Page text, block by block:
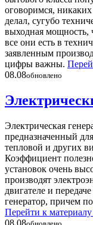
оговоримся,
делал, сугубо
выходная мощность,
все они есть в
заявленным
цифры важны.
08.08обновлено
Электрическая
предназначенный
тепловой и других
Коэффициент
установок очень
производят
двигателе и
генератор, причем
Перейти к материалу
08.08